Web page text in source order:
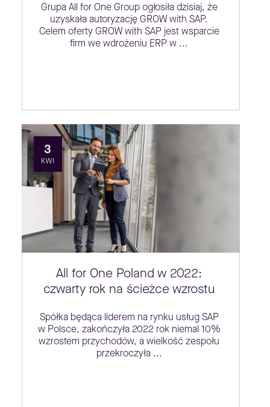
Grupa All for One Group ogłosiła dzisiaj, że
uzyskała autoryzację GROW with SAP.
Celem oferty GROW with SAP jest wsparcie
firm we wdrożeniu ERP w ...
3
KWI
All for One Poland w 2022:
czwarty rok na ścieżce wzrostu
Spółka będąca liderem na rynku usług SAP
w Polsce, zakończyła 2022 rok niemal 10%
wzrostem przychodów, a wielkość zespołu
przekroczyła ...